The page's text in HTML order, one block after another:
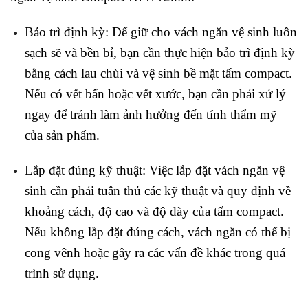
Bảo trì định kỳ: Để giữ cho vách ngăn vệ sinh luôn
sạch sẽ và bền bỉ, bạn cần thực hiện bảo trì định kỳ
bằng cách lau chùi và vệ sinh bề mặt tấm compact.
Nếu có vết bẩn hoặc vết xước, bạn cần phải xử lý
ngay để tránh làm ảnh hưởng đến tính thẩm mỹ
của sản phẩm.
Lắp đặt đúng kỹ thuật: Việc lắp đặt vách ngăn vệ
sinh cần phải tuân thủ các kỹ thuật và quy định về
khoảng cách, độ cao và độ dày của tấm compact.
Nếu không lắp đặt đúng cách, vách ngăn có thể bị
cong vênh hoặc gây ra các vấn đề khác trong quá
trình sử dụng.